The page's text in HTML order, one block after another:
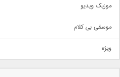
سنتی
اهنگ بندرعباسی
دمو
مذهبی
موزیک ویدیو
موسقی بی کلام
ویژه